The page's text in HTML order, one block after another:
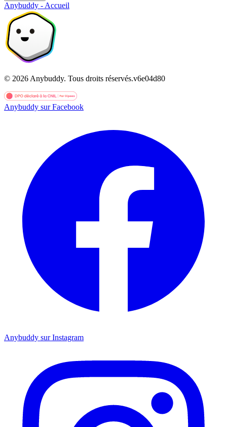
Anybuddy - Accueil
© 2026 Anybuddy. Tous droits réservés.v6e04d80
Anybuddy sur Facebook
Anybuddy sur Instagram